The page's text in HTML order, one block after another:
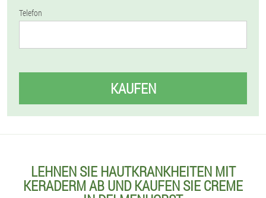
Telefon
KAUFEN
LEHNEN SIE HAUTKRANKHEITEN MIT
KERADERM AB UND KAUFEN SIE CREME